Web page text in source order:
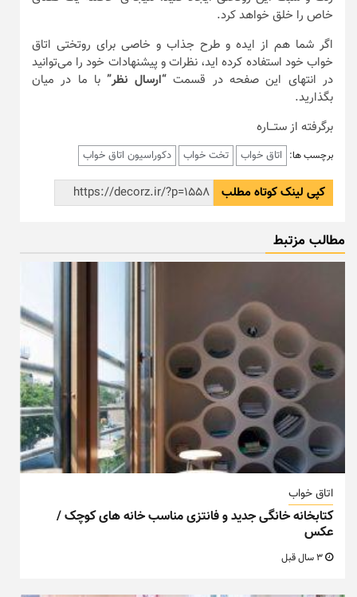
خاص را خلق خواهد کرد.
اگر شما هم از ایده‌ و طرح جذاب و خاصی برای روتختی اتاق
خواب خود استفاده کرده اید، نظرات و پیشنهادات خود را می‌توانید
در انتهای این صفحه در قسمت“ارسال نظر”با ما در میان
بگذارید.
برگرفته از ستـــاره
برچسب ها: اتاق خواب تخت خواب دکوراسیون اتاق خواب
کپی لینک کوتاه مطلب
مطالب مزتبط
اتاق خواب
کتابخانه خانگی جدید و فانتزی مناسب خانه های کوچک /
عکس